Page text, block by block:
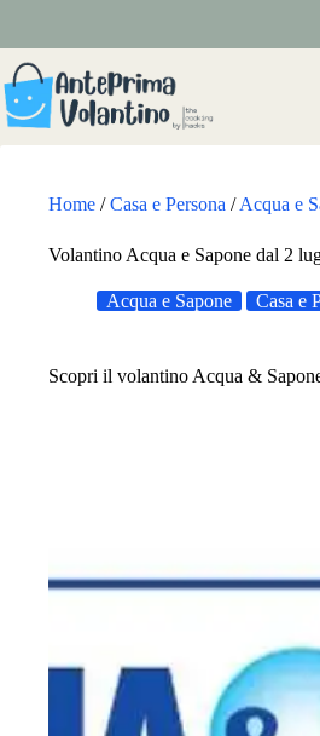
contenuto
Home /Casa e Persona /Acqua e
Volantino Acqua e Sapone dal 2
Acqua e Sapone Casa e
Scopri il volantino Acqua &